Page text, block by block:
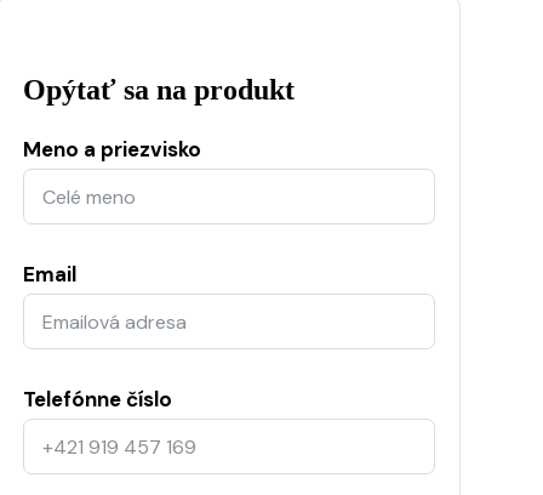
Opýtať sa na produkt
Meno a priezvisko
Email
Telefónne číslo